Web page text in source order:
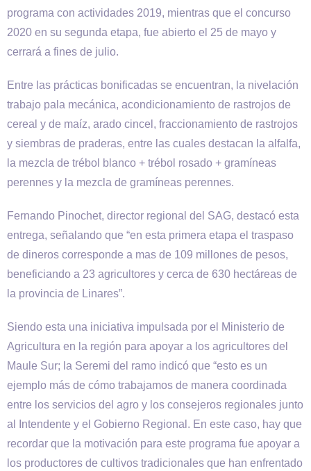
programa con actividades 2019, mientras que el concurso
2020 en su segunda etapa, fue abierto el 25 de mayo y
cerrará a fines de julio.
Entre las prácticas bonificadas se encuentran, la nivelación
trabajo pala mecánica, acondicionamiento de rastrojos de
cereal y de maíz, arado cincel, fraccionamiento de rastrojos
y siembras de praderas, entre las cuales destacan la alfalfa,
la mezcla de trébol blanco + trébol rosado + gramíneas
perennes y la mezcla de gramíneas perennes.
Fernando Pinochet, director regional del SAG, destacó esta
entrega, señalando que “en esta primera etapa el traspaso
de dineros corresponde a mas de 109 millones de pesos,
beneficiando a 23 agricultores y cerca de 630 hectáreas de
la provincia de Linares”.
Siendo esta una iniciativa impulsada por el Ministerio de
Agricultura en la región para apoyar a los agricultores del
Maule Sur; la Seremi del ramo indicó que “esto es un
ejemplo más de cómo trabajamos de manera coordinada
entre los servicios del agro y los consejeros regionales junto
al Intendente y el Gobierno Regional. En este caso, hay que
recordar que la motivación para este programa fue apoyar a
los productores de cultivos tradicionales que han enfrentado